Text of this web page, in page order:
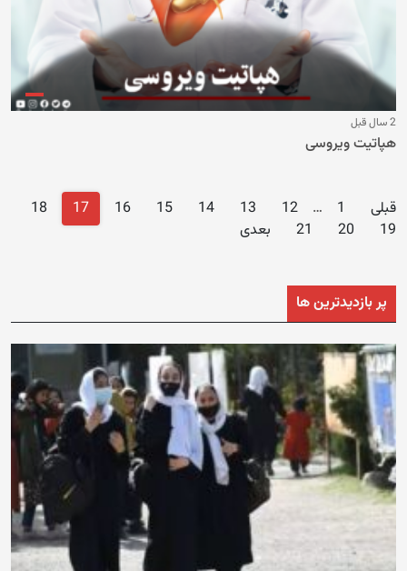
2 سال قبل
هپاتیت ویروسی
Posts
قبلی 1
…
12
13
14
15
16
17
18
19
20
21 بعدی
پر بازدیدترین ها